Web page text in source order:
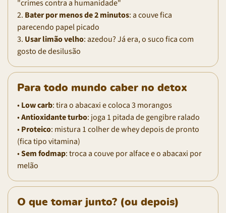
"crimes contra a humanidade"
2. Bater por menos de 2 minutos: a couve fica
parecendo papel picado
3. Usar limão velho: azedou? Já era, o suco fica com
gosto de desilusão
Para todo mundo caber no detox
•Low carb: tira o abacaxi e coloca 3 morangos
•Antioxidante turbo: joga 1 pitada de gengibre ralado
•Proteico: mistura 1 colher de whey depois de pronto
(fica tipo vitamina)
•Sem fodmap: troca a couve por alface e o abacaxi por
melão
O que tomar junto? (ou depois)